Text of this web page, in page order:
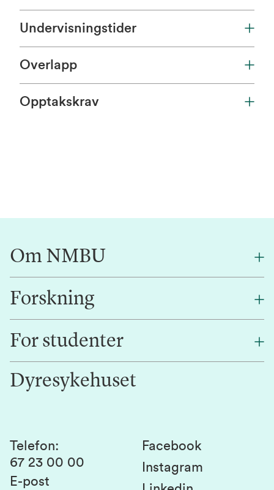
Undervisningstider
Overlapp
Opptakskrav
Om NMBU
Om oss
Alumni
Kontakt oss
Forskning
Forskning
Innovasjon
For studenter
Studentlivet
Studier og emner
Studenttinget
Dyresykehuset
Telefon:
67 23 00 00
E-post
Facebook
Instagram